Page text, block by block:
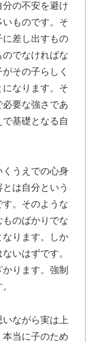
の不安を避け
ものです。そ
に差し出すもの
でなければな
その子らしく
なります。そ
要な強さであ
基礎となる自
うえでの心身
は自分という
。そのような
のばかりでな
なります。しか
いはずです。
ります。強制
ながら実は上
当に子のため